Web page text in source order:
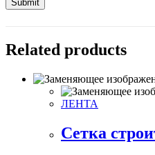
Related products
ЛЕНТА
Сетка